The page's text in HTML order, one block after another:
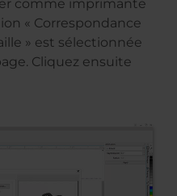
comme imprimante
« Correspondance
» est sélectionnée
Cliquez ensuite